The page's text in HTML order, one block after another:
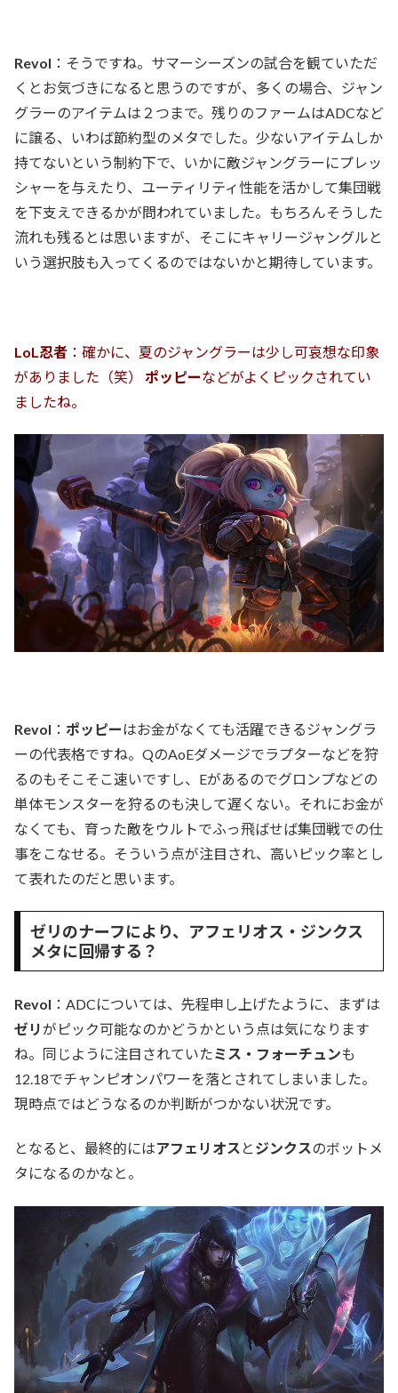
Revol ：そうですね。サマーシーズンの試合を観ていただ
くとお気づきになると思うのですが、多くの場合、ジャン
グラーのアイテムは２つまで。残りのファームはADCなど
に譲る、いわば節約型のメタでした。少ないアイテムしか
持てないという制約下で、いかに敵ジャングラーにプレッ
シャーを与えたり、ユーティリティ性能を活かして集団戦
を下支えできるかが問われていました。もちろんそうした
流れも残るとは思いますが、そこにキャリージャングルと
いう選択肢も入ってくるのではないかと期待しています。
LoL忍者 ：確かに、夏のジャングラーは少し可哀想な印象
がありました（笑）
ポッピーなどがよくピックされてい
ましたね。
Revol ： ポッピーはお金がなくても活躍できるジャングラ
ーの代表格ですね。QのAoEダメージでラプターなどを狩
るのもそこそこ速いですし、Eがあるのでグロンプなどの
単体モンスターを狩るのも決して遅くない。それにお金が
なくても、育った敵をウルトでふっ飛ばせば集団戦での仕
事をこなせる。そういう点が注目され、高いピック率とし
て表れたのだと思います。
ゼリのナーフにより、アフェリオス・ジンクス
メタに回帰する？
Revol ：ADCについては、先程申し上げたように、まずは
ゼリがピック可能なのかどうかという点は気になります
ね。同じように注目されていたミス・フォーチュンも
12.18でチャンピオンパワーを落とされてしまいました。
現時点ではどうなるのか判断がつかない状況です。
となると、最終的にはアフェリオス と ジンクスのボットメ
タになるのかなと。